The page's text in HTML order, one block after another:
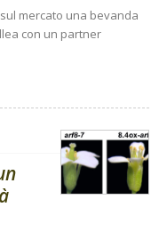
mercato una bevanda
con un partner